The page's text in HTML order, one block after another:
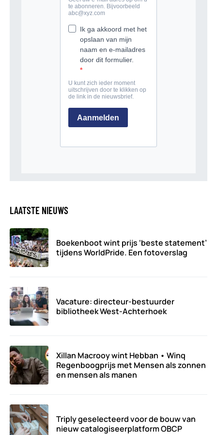
LAATSTE NIEUWS
Boekenboot wint prijs ‘beste statement’
tijdens WorldPride. Een fotoverslag
Vacature: directeur-bestuurder
bibliotheek West-Achterhoek
Xillan Macrooy wint Hebban • Winq
Regenboogprijs met Mensen als zonnen
en mensen als manen
Triply geselecteerd voor de bouw van
nieuw catalogiseerplatform OBCP